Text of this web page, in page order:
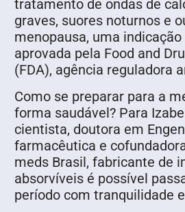
tratamento de ondas de
graves, suores noturnos e
menopausa, uma
aprovada pela Food and
(FDA), agência reguladora
Como se preparar para a
forma saudável? Para
cientista, doutora em
farmacêutica e
meds Brasil, fabricante de
absorvíveis é possível
período com tranquilidade